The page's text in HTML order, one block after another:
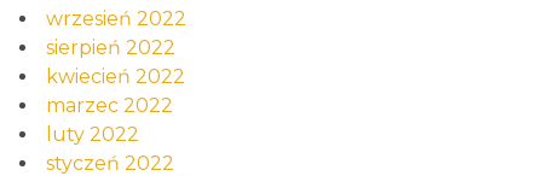
wrzesień 2022
sierpień 2022
kwiecień 2022
marzec 2022
luty 2022
styczeń 2022